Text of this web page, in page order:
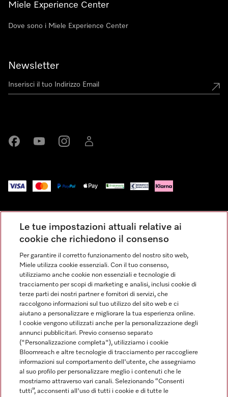
Miele Experience Center
Dove sono i Miele Experience Center
Newsletter
Condizioni Generali di Vendita
Privacy
Condizioni di Utilizzo
Dichiarazione di Accessibilità
Modulo di recesso
Legge sui servizi digitali
Impostazioni dei cookie
FINANZIAMENTO FINO A 50 MESI CON OPZIONE 10 E TASSO
ZERO
Le tue impostazioni attuali relative ai
cookie che richiedono il consenso
Per garantire il corretto funzionamento del nostro sito web,
Miele utilizza cookie essenziali. Con il tuo consenso,
utilizziamo anche cookie non essenziali e tecnologie di
tracciamento per scopi di marketing e analisi, inclusi cookie di
terze parti dei nostri partner e fornitori di servizi, che
raccolgono informazioni sul tuo utilizzo del sito web e ci
aiutano a personalizzare e migliorare la tua esperienza online.
I cookie vengono utilizzati anche per la personalizzazione degli
annunci pubblicitari. Previo consenso separato
("Personalizzazione completa"), utilizziamo i cookie
Bloomreach e altre tecnologie di tracciamento per raccogliere
informazioni sul comportamento dell'utente, che assegniamo
al suo profilo per personalizzare meglio i contenuti che le
mostriamo attraverso vari canali. Selezionando “Consenti
tutti”, acconsenti all'uso di tutti i cookie e di tutte le